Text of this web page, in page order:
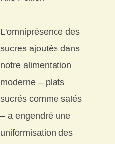
L'omniprésence des
sucres ajoutés dans
notre alimentation
moderne – plats
sucrés comme salés
– a engendré une
uniformisation des